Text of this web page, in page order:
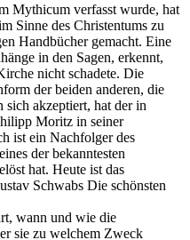
Mythicum verfasst wurde, hat
Sinne des Christentums zu
Handbücher gemacht. Eine
in den Sagen, erkennt,
nicht schadete. Die
der beiden anderen, die
akzeptiert, hat der in
Moritz in seiner
ist ein Nachfolger des
der bekanntesten
hat. Heute ist das
Schwabs Die schönsten
wann und wie die
sie zu welchem Zweck